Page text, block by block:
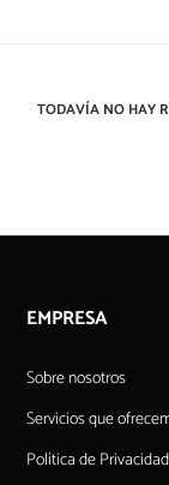
TODAVÍA NO HAY
EMPRESA
Sobre nosotros
Servicios que
Política de Privacidad